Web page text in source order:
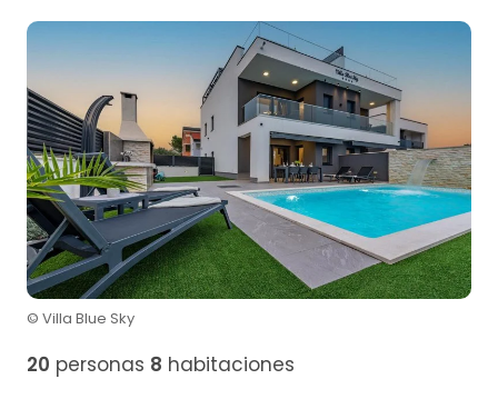
© Villa Blue Sky
20 personas 8 habitaciones